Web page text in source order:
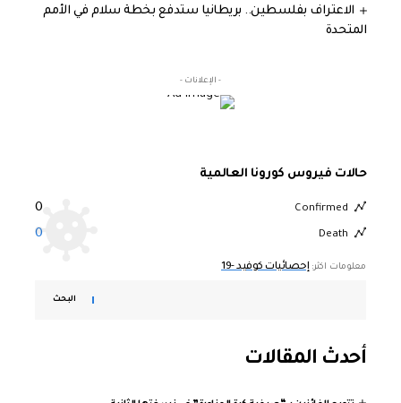
الاعتراف بفلسطين.. بريطانيا ستدفع بخطة سلام في الأمم
المتحدة
- الإعلانات -
حالات فيروس كورونا العالمية
Confirmed
0
Death
0
معلومات اكثر:إحصائيات كوفيد -19
البحث
أحدث المقالات